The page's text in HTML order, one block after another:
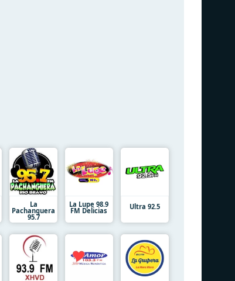
La
Pachanguera
95.7
La Lupe 98.9
FM Delicias Ultra 92.5